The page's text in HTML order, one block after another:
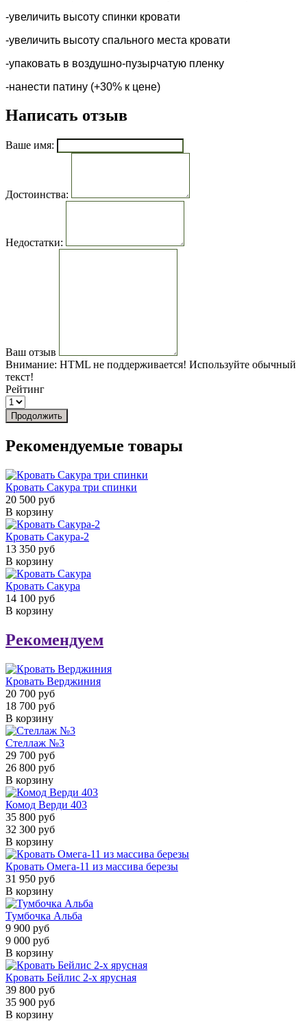
-увеличить высоту спинки кровати
-увеличить высоту спального места кровати
-упаковать в воздушно-пузырчатую пленку
-нанести патину (+30% к цене)
Написать отзыв
Ваше имя:
Достоинства:
Недостатки:
Ваш отзыв
Внимание: HTML не поддерживается! Используйте обычный
текст!
Рейтинг
Продолжить
Рекомендуемые товары
Кровать Сакура три спинки
20 500 руб
В корзину
Кровать Сакура-2
13 350 руб
В корзину
Кровать Сакура
14 100 руб
В корзину
Рекомендуем
Кровать Верджиния
20 700 руб
18 700 руб
В корзину
Стеллаж №3
29 700 руб
26 800 руб
В корзину
Комод Верди 403
35 800 руб
32 300 руб
В корзину
Кровать Омега-11 из массива березы
31 950 руб
В корзину
Тумбочка Альба
9 900 руб
9 000 руб
В корзину
Кровать Бейлис 2-х ярусная
39 800 руб
35 900 руб
В корзину